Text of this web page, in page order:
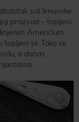
soli limunske
proizvod – topljeni
Američkim
topljeni sir. Tako se
a danas